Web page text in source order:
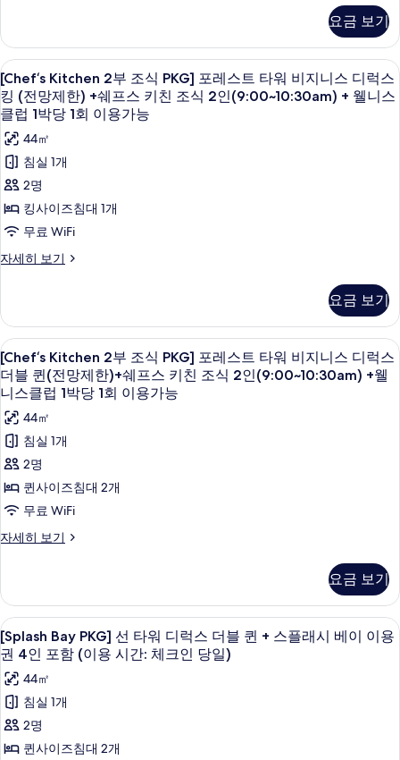
친
조
식
2
인
(9:00~10:30am)
+
웰
니
스
클
박
당
1
회
이
용
가
능
사
진
보
기
스
키
친
조
식
인
(9:00~10:30am)
웰
니
스
클
럽
1
회
이
용
가
능
자
세
히
보
기
워
레
이
크
디
럭
스
더
블
퀸
+
프
스
키
친
조
식
2
인
(9:00~10:30am)
+
웰
클
럽
1
박
당
회
조
식
PKG]
포
레
스
트
타
워
레
이
디
럭
스
퀸
쉐
프
스
키
친
조
식
2
(9:00~10:30am)
+
니
박
당
1
회
이
용
가
능
자
요금 보기
[Chef‘s
Kitchen
2
부
조
식
PKG]
포
레
스
타
워
비
지
니
스
디
럭
스
킹
(전
제
한)
+쉐
프
스
키
친
조
오리/거위털 이불, 미니바, 객실 내 금
5
[Chef‘s Kitchen 2부 조식 PKG] 포레스트 타워 비지니스 디럭스
킹 (전망제한) +쉐프스 키친 조식 2인(9:00~10:30am) + 웰니스
클럽 1박당 1회 이용가능
44㎡
침실 1개
2명
킹사이즈침대 1개
무료 WiFi
자세히 보기
[Chef‘s
조
식
PKG]
포
레
스
트
타
워
비
지
스
디
럭
(전
제
한)
+쉐
프
스
키
친
조
식
요금 보기
[Chef‘s
Kitchen
2
부
조
식
PKG]
포
레
스
타
워
비
지
니
스
디
럭
오리/거위털 이불, 미니바, 객실 내 금
6
[Chef‘s Kitchen 2부 조식 PKG] 포레스트 타워 비지니스 디럭스
더블 퀸(전망제한)+쉐프스 키친 조식 2인(9:00~10:30am) +웰
니스클럽 1박당 1회 이용가능
44㎡
침실 1개
2명
퀸사이즈침대 2개
무료 WiFi
자세히 보기
[Chef‘s
조
식
PKG]
포
레
스
트
타
워
비
요금 보기
[Splash
Bay
PKG]
선
타
워
오리/거위털 이불, 미니바, 객실 내 금
5
[Splash Bay PKG] 선 타워 디럭스 더블 퀸 + 스플래시 베이 이용
권 4인 포함 (이용 시간: 체크인 당일)
44㎡
침실 1개
2명
퀸사이즈침대 2개